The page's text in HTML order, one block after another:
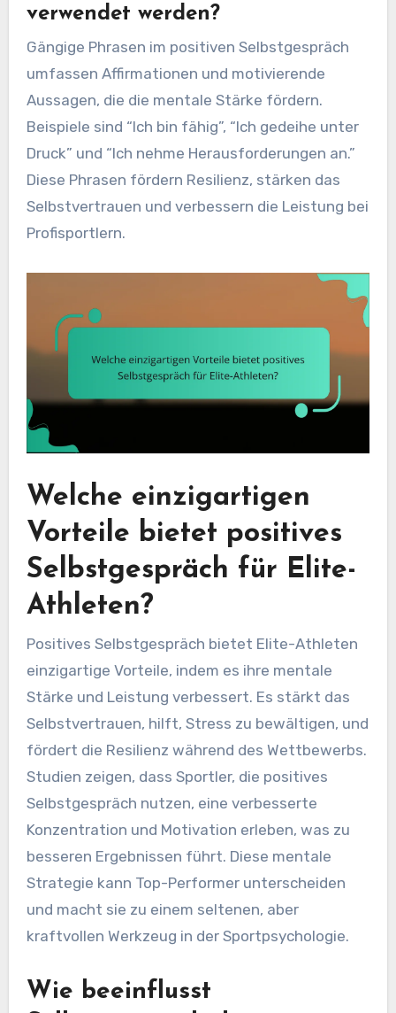
verwendet werden?
Gängige Phrasen im positiven Selbstgespräch
umfassen Affirmationen und motivierende
Aussagen, die die mentale Stärke fördern.
Beispiele sind “Ich bin fähig”, “Ich gedeihe unter
Druck” und “Ich nehme Herausforderungen an.”
Diese Phrasen fördern Resilienz, stärken das
Selbstvertrauen und verbessern die Leistung bei
Profisportlern.
Welche einzigartigen
Vorteile bietet positives
Selbstgespräch für Elite-
Athleten?
Positives Selbstgespräch bietet Elite-Athleten
einzigartige Vorteile, indem es ihre mentale
Stärke und Leistung verbessert. Es stärkt das
Selbstvertrauen, hilft, Stress zu bewältigen, und
fördert die Resilienz während des Wettbewerbs.
Studien zeigen, dass Sportler, die positives
Selbstgespräch nutzen, eine verbesserte
Konzentration und Motivation erleben, was zu
besseren Ergebnissen führt. Diese mentale
Strategie kann Top-Performer unterscheiden
und macht sie zu einem seltenen, aber
kraftvollen Werkzeug in der Sportpsychologie.
Wie beeinflusst